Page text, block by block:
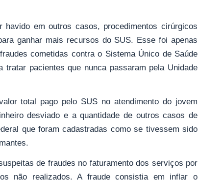
em outros casos, procedimentos cirúrgicos
ganhar mais recursos do SUS. Esse foi apenas
cometidas contra o Sistema Único de Saúde
pacientes que nunca passaram pela Unidade
total pago pelo SUS no atendimento do jovem
desviado e a quantidade de outros casos de
que foram cadastradas como se tivessem sido
de fraudes no faturamento dos serviços por
não realizados. A fraude consistia em inflar o